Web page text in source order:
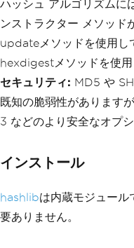
ハッシュ アルゴリズムに
ンストラクター メソッド
updateメソッドを使用し
hexdigestメソッドを使用
セキュリティ: MD5 や
既知の脆弱性があります
3 などのより安全なオプ
インストール
hashlibは内蔵モジュール
要ありません。